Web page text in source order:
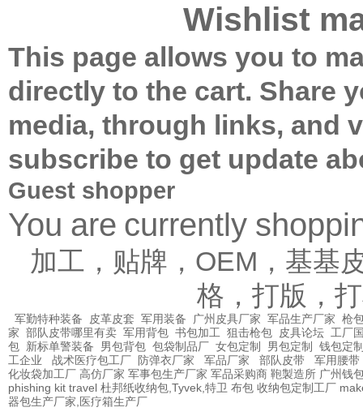
Wishlist
This page allows you to
directly to the cart. Share
media, through links, and
subscribe to get update
Guest shopper
You are currently
加工，贴牌，OEM，基基
格，打版，
军勤特种装备 皮革皮套 军用装备 广州皮具厂家 军品生产厂家 枪
家 部队皮带哪里有卖 军用背包 书包加工 狙击枪包 皮具论坛 工厂
包 新标单警装备 男包背包 包袋制品厂 女包定制 男包定制
钱包定
工企业
战术医疗包工厂 防弹衣厂家 军品厂家 部队皮带
军用腰带
化妆袋加工厂 高仿厂家 军事包生产厂家 军品采购商 鞄製造所 广州钱
phishing kit travel 杜邦纸收纳包,Tyvek,特卫 布包 收纳包定制工厂
器包生产厂家,医疗箱生产厂